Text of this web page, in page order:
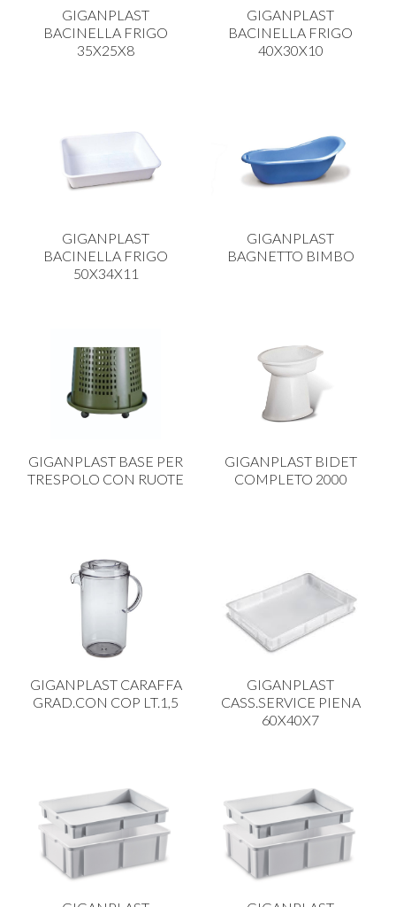
GIGANPLAST
BACINELLA FRIGO
35X25X8
GIGANPLAST
BACINELLA FRIGO
40X30X10
GIGANPLAST
BACINELLA FRIGO
50X34X11
GIGANPLAST
BAGNETTO BIMBO
GIGANPLAST BASE PER
TRESPOLO CON RUOTE
GIGANPLAST BIDET
COMPLETO 2000
GIGANPLAST CARAFFA
GRAD.CON COP LT.1,5
GIGANPLAST
CASS.SERVICE PIENA
60X40X7